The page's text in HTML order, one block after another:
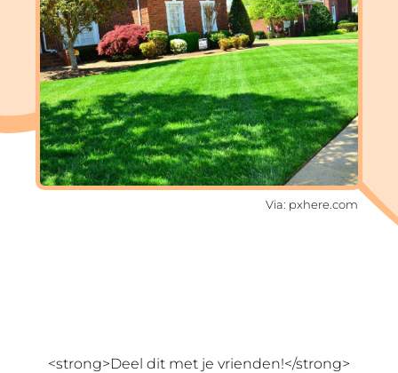
Via: pxhere.com
<strong>Deel dit met je vrienden!</strong>